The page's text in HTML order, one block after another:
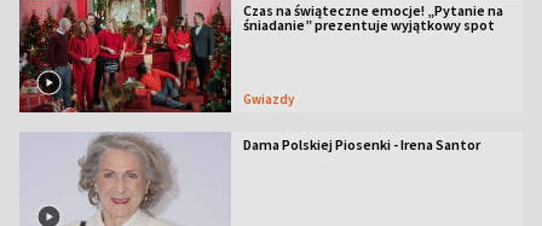
Czas na świąteczne emocje! „Pytanie na
śniadanie” prezentuje wyjątkowy spot
Gwiazdy
Dama Polskiej Piosenki - Irena Santor